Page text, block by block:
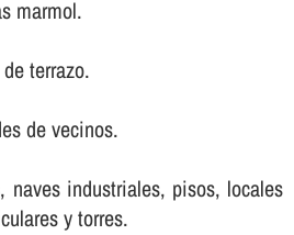
marmol.
terrazo.
de vecinos.
naves industriales, pisos, locales
y torres.